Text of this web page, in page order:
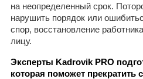
на неопределенный срок.
нарушить порядок или
спор, восстановление
лицу.
Эксперты Kadrovik PRO
которая поможет прекратить